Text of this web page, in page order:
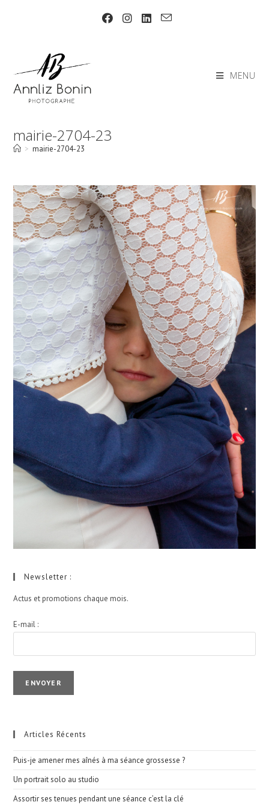
MENU
mairie-2704-23
> mairie-2704-23
Newsletter :
Actus et promotions chaque mois.
E-mail :
Articles Récents
Puis-je amener mes aînés à ma séance grossesse ?
Un portrait solo au studio
Assortir ses tenues pendant une séance c’est la clé